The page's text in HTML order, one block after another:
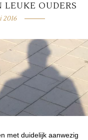
LEUKE OUDERS
2016
met duidelijk aanwezig